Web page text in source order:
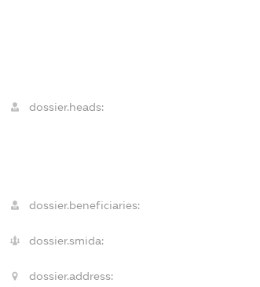
dossier.heads:
dossier.beneficiaries:
dossier.smida:
dossier.address: